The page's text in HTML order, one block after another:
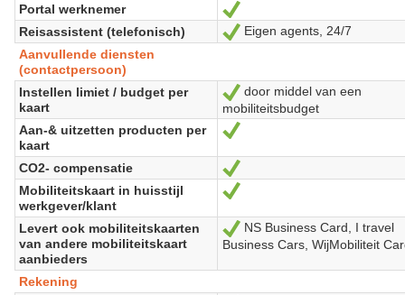
Portal werknemer
Oui
Reisassistent (telefonisch)
Oui
Eigen agents, 24/7
Aanvullende diensten
(contactpersoon)
Instellen limiet / budget per
kaart
Oui
door middel van een
mobiliteitsbudget
Aan-& uitzetten producten per
kaart
Oui
CO2- compensatie
Mobiliteitskaart in huisstijl
werkgever/klant
Oui
Levert ook mobiliteitskaarten
van andere mobiliteitskaart
aanbieders
Oui
NS Business Card, I travel
Business Cars, WijMobiliteit
Rekening